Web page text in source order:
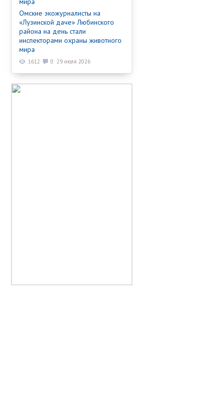
Омские экожурналисты на
«Лузинской даче» Любинского
района на день стали
инспекторами охраны животного
мира
1612 0 29 июля 2026